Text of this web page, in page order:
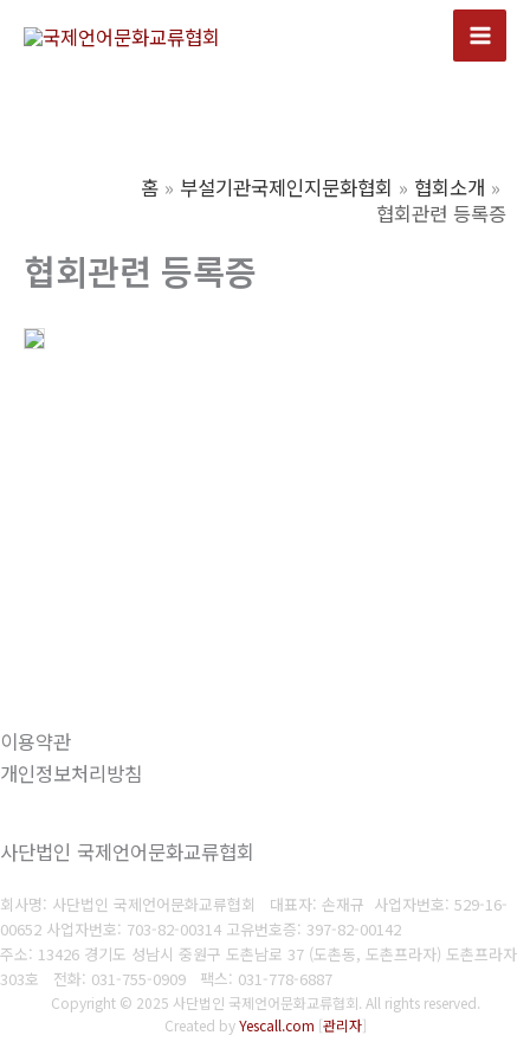
Main
홈 부설기관국제인지문화협회
협회소개
협회관련 등록증
협회관련 등록증
이용약관
개인정보처리방침
사단법인 국제언어문화교류협회
회사명: 사단법인 국제언어문화교류협회 대표자: 손재규 사업자번호: 529-16-
00652 사업자번호: 703-82-00314 고유번호증: 397-82-00142
주소: 13426 경기도 성남시 중원구 도촌남로 37 (도촌동, 도촌프라자) 도촌프라자
303호 전화: 031-755-0909 팩스: 031-778-6887
Copyright © 2025 사단법인 국제언어문화교류협회. All rights reserved.
Created byYescall.com [관리자]